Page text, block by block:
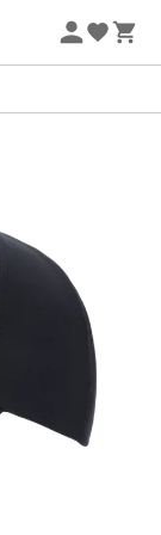
producten* met
begint op te
is er niets
hardloper
V 2.0
of
van